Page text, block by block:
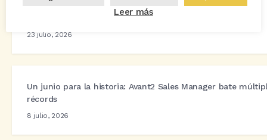
Novedades y mejoras en las aplicaciones. Julio 2026
23 julio, 2026
Un junio para la historia: Avant2 Sales Manager bate
récords
8 julio, 2026
Leer más